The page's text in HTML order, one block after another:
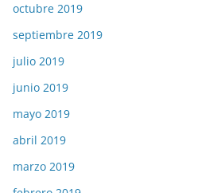
octubre 2019
septiembre 2019
julio 2019
junio 2019
mayo 2019
abril 2019
marzo 2019